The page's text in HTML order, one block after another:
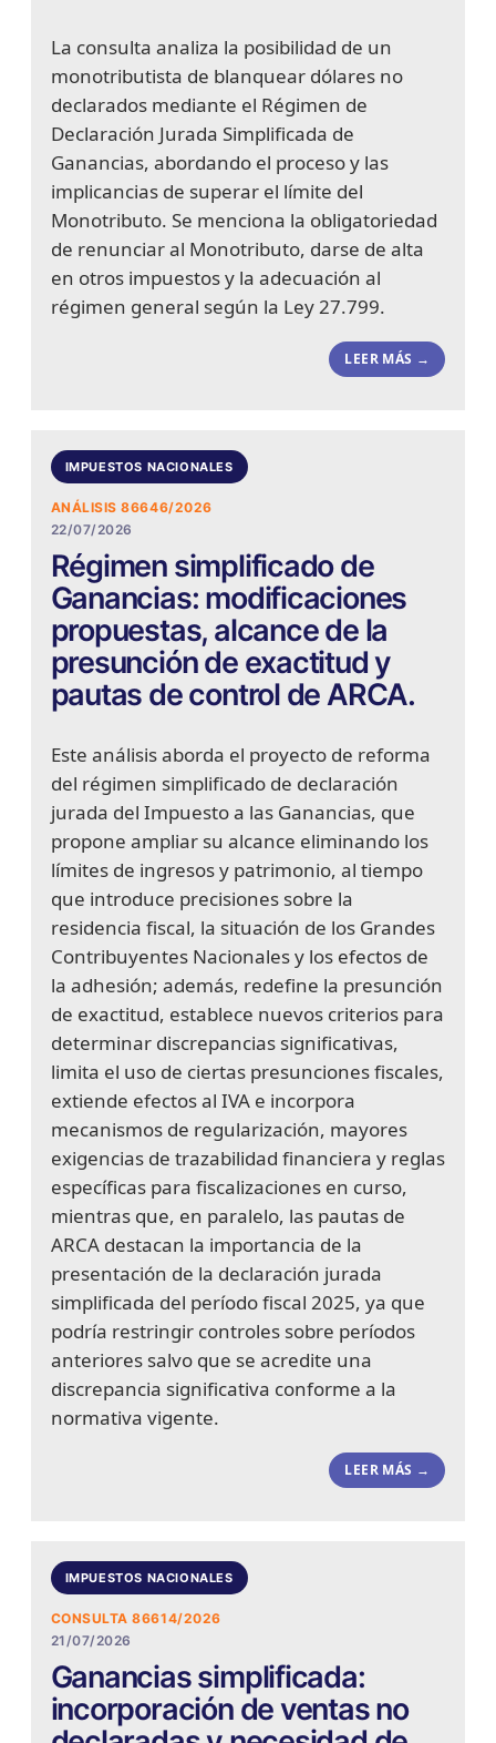
La consulta analiza la posibilidad de un
monotributista de blanquear dólares no
declarados mediante el Régimen de
Declaración Jurada Simplificada de
Ganancias, abordando el proceso y las
implicancias de superar el límite del
Monotributo. Se menciona la obligatoriedad
de renunciar al Monotributo, darse de alta
en otros impuestos y la adecuación al
régimen general según la Ley 27.799.
LEER MÁS →
IMPUESTOS NACIONALES
ANÁLISIS 86646/2026
22/07/2026
Régimen simplificado de
Ganancias: modificaciones
propuestas, alcance de la
presunción de exactitud y
pautas de control de ARCA.
Este análisis aborda el proyecto de reforma
del régimen simplificado de declaración
jurada del Impuesto a las Ganancias, que
propone ampliar su alcance eliminando los
límites de ingresos y patrimonio, al tiempo
que introduce precisiones sobre la
residencia fiscal, la situación de los Grandes
Contribuyentes Nacionales y los efectos de
la adhesión; además, redefine la presunción
de exactitud, establece nuevos criterios para
determinar discrepancias significativas,
limita el uso de ciertas presunciones fiscales,
extiende efectos al IVA e incorpora
mecanismos de regularización, mayores
exigencias de trazabilidad financiera y reglas
específicas para fiscalizaciones en curso,
mientras que, en paralelo, las pautas de
ARCA destacan la importancia de la
presentación de la declaración jurada
simplificada del período fiscal 2025, ya que
podría restringir controles sobre períodos
anteriores salvo que se acredite una
discrepancia significativa conforme a la
normativa vigente.
LEER MÁS →
IMPUESTOS NACIONALES
CONSULTA 86614/2026
21/07/2026
Ganancias simplificada:
incorporación de ventas no